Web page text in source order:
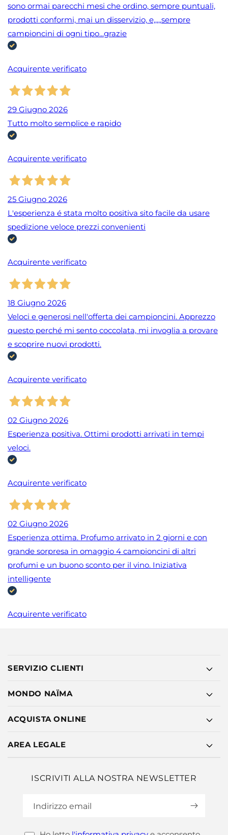
sono ormai parecchi mesi che ordino, sempre puntuali,
prodotti conformi, mai un disservizio, e,,,,,sempre
campioncini di ogni tipo...grazie
Acquirente verificato
29 Giugno 2026
Tutto molto semplice e rapido
Acquirente verificato
25 Giugno 2026
L'esperienza é stata molto positiva sito facile da usare
spedizione veloce prezzi convenienti
Acquirente verificato
18 Giugno 2026
Veloci e generosi nell'offerta dei campioncini. Apprezzo
questo perché mi sento coccolata, mi invoglia a provare
e scoprire nuovi prodotti.
Acquirente verificato
02 Giugno 2026
Esperienza positiva. Ottimi prodotti arrivati in tempi
veloci.
Acquirente verificato
02 Giugno 2026
Esperienza ottima. Profumo arrivato in 2 giorni e con
grande sorpresa in omaggio 4 campioncini di altri
profumi e un buono sconto per il vino. Iniziativa
intelligente
Acquirente verificato
SERVIZIO CLIENTI
MONDO NAÏMA
ACQUISTA ONLINE
AREA LEGALE
ISCRIVITI ALLA NOSTRA NEWSLETTER
Indirizzo email